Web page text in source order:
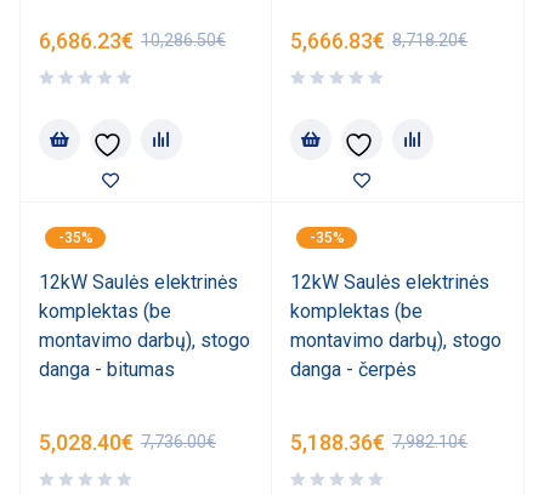
10,286.50€
6,686.23€ 8,718.20€
5,666.83€
-35%
12kW Saulės elektrinės
komplektas (be
montavimo darbų), stogo
danga - bitumas
7,736.00€
5,028.40€
-35%
12kW Saulės elektrinės
komplektas (be
montavimo darbų), stogo
danga - čerpės
7,982.10€
5,188.36€